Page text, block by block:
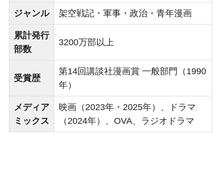
ジャンル 架空戦記・軍事・政治・青年漫画
累計発行
部数
3200万部以上
受賞歴
第14回講談社漫画賞 一般部門（1990
年）
メディア
ミックス
映画（2023年・2025年）、ドラマ
（2024年）、OVA、ラジオドラマ